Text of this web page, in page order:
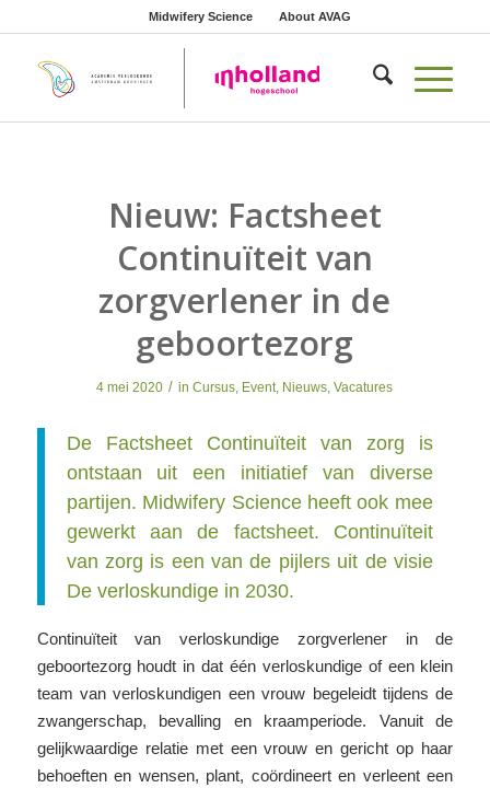
Midwifery Science About AVAG
Nieuw: Factsheet
Continuїteit van
zorgverlener in de
geboortezorg
4 mei 2020 / inCursus, Event, Nieuws,Vacatures
De Factsheet Continuïteit van zorg is
ontstaan uit een initiatief van diverse
partijen. Midwifery Science heeft ook mee
gewerkt aan de factsheet. Continuïteit
van zorg is een van de pijlers uit de visie
De verloskundige in 2030.
Continuïteit van verloskundige zorgverlener in de
geboortezorg houdt in dat één verloskundige of een klein
team van verloskundigen een vrouw begeleidt tijdens de
zwangerschap, bevalling en kraamperiode. Vanuit de
gelijkwaardige relatie met een vrouw en gericht op haar
behoeften en wensen, plant, coördineert en verleent een